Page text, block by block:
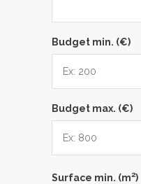
Budget min. (€)
Budget max. (€)
Surface min. (m2)